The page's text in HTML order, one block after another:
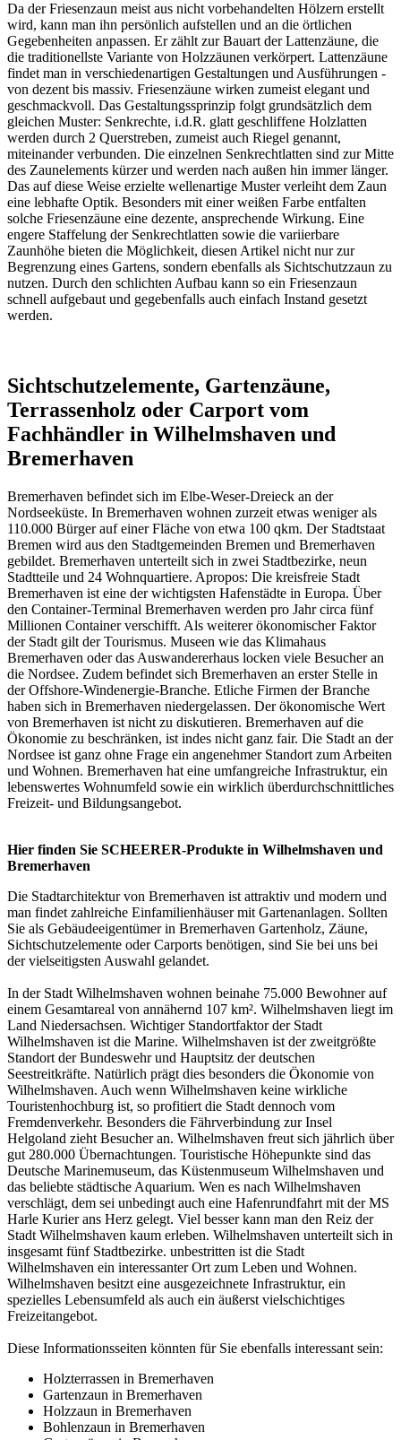
Da der Friesenzaun meist aus nicht vorbehandelten Hölzern erstellt
wird, kann man ihn persönlich aufstellen und an die örtlichen
Gegebenheiten anpassen. Er zählt zur Bauart der Lattenzäune, die
die traditionellste Variante von Holzzäunen verkörpert. Lattenzäune
findet man in verschiedenartigen Gestaltungen und Ausführungen -
von dezent bis massiv. Friesenzäune wirken zumeist elegant und
geschmackvoll. Das Gestaltungssprinzip folgt grundsätzlich dem
gleichen Muster: Senkrechte, i.d.R. glatt geschliffene Holzlatten
werden durch 2 Querstreben, zumeist auch Riegel genannt,
miteinander verbunden. Die einzelnen Senkrechtlatten sind zur Mitte
des Zaunelements kürzer und werden nach außen hin immer länger.
Das auf diese Weise erzielte wellenartige Muster verleiht dem Zaun
eine lebhafte Optik. Besonders mit einer weißen Farbe entfalten
solche Friesenzäune eine dezente, ansprechende Wirkung. Eine
engere Staffelung der Senkrechtlatten sowie die variierbare
Zaunhöhe bieten die Möglichkeit, diesen Artikel nicht nur zur
Begrenzung eines Gartens, sondern ebenfalls als Sichtschutzzaun zu
nutzen. Durch den schlichten Aufbau kann so ein Friesenzaun
schnell aufgebaut und gegebenfalls auch einfach Instand gesetzt
werden.
Sichtschutzelemente, Gartenzäune,
Terrassenholz oder Carport vom
Fachhändler in Wilhelmshaven und
Bremerhaven
Bremerhaven befindet sich im Elbe-Weser-Dreieck an der
Nordseeküste. In Bremerhaven wohnen zurzeit etwas weniger als
110.000 Bürger auf einer Fläche von etwa 100 qkm. Der Stadtstaat
Bremen wird aus den Stadtgemeinden Bremen und Bremerhaven
gebildet. Bremerhaven unterteilt sich in zwei Stadtbezirke, neun
Stadtteile und 24 Wohnquartiere. Apropos: Die kreisfreie Stadt
Bremerhaven ist eine der wichtigsten Hafenstädte in Europa. Über
den Container-Terminal Bremerhaven werden pro Jahr circa fünf
Millionen Container verschifft. Als weiterer ökonomischer Faktor
der Stadt gilt der Tourismus. Museen wie das Klimahaus
Bremerhaven oder das Auswandererhaus locken viele Besucher an
die Nordsee. Zudem befindet sich Bremerhaven an erster Stelle in
der Offshore-Windenergie-Branche. Etliche Firmen der Branche
haben sich in Bremerhaven niedergelassen. Der ökonomische Wert
von Bremerhaven ist nicht zu diskutieren. Bremerhaven auf die
Ökonomie zu beschränken, ist indes nicht ganz fair. Die Stadt an der
Nordsee ist ganz ohne Frage ein angenehmer Standort zum Arbeiten
und Wohnen. Bremerhaven hat eine umfangreiche Infrastruktur, ein
lebenswertes Wohnumfeld sowie ein wirklich überdurchschnittliches
Freizeit- und Bildungsangebot.
Hier finden Sie SCHEERER-Produkte in Wilhelmshaven und
Bremerhaven
Die Stadtarchitektur von Bremerhaven ist attraktiv und modern und
man findet zahlreiche Einfamilienhäuser mit Gartenanlagen. Sollten
Sie als Gebäudeeigentümer in Bremerhaven Gartenholz, Zäune,
Sichtschutzelemente oder Carports benötigen, sind Sie bei uns bei
der vielseitigsten Auswahl gelandet.
In der Stadt Wilhelmshaven wohnen beinahe 75.000 Bewohner auf
einem Gesamtareal von annähernd 107 km². Wilhelmshaven liegt im
Land Niedersachsen. Wichtiger Standortfaktor der Stadt
Wilhelmshaven ist die Marine. Wilhelmshaven ist der zweitgrößte
Standort der Bundeswehr und Hauptsitz der deutschen
Seestreitkräfte. Natürlich prägt dies besonders die Ökonomie von
Wilhelmshaven. Auch wenn Wilhelmshaven keine wirkliche
Touristenhochburg ist, so profitiert die Stadt dennoch vom
Fremdenverkehr. Besonders die Fährverbindung zur Insel
Helgoland zieht Besucher an. Wilhelmshaven freut sich jährlich über
gut 280.000 Übernachtungen. Touristische Höhepunkte sind das
Deutsche Marinemuseum, das Küstenmuseum Wilhelmshaven und
das beliebte städtische Aquarium. Wen es nach Wilhelmshaven
verschlägt, dem sei unbedingt auch eine Hafenrundfahrt mit der MS
Harle Kurier ans Herz gelegt. Viel besser kann man den Reiz der
Stadt Wilhelmshaven kaum erleben. Wilhelmshaven unterteilt sich in
insgesamt fünf Stadtbezirke. unbestritten ist die Stadt
Wilhelmshaven ein interessanter Ort zum Leben und Wohnen.
Wilhelmshaven besitzt eine ausgezeichnete Infrastruktur, ein
spezielles Lebensumfeld als auch ein äußerst vielschichtiges
Freizeitangebot.
Diese Informationsseiten könnten für Sie ebenfalls interessant sein:
Holzterrassen in Bremerhaven
Gartenzaun in Bremerhaven
Holzzaun in Bremerhaven
Bohlenzaun in Bremerhaven